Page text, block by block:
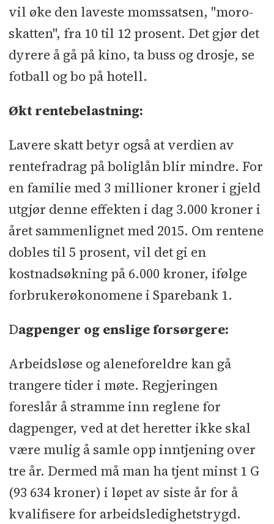
vil øke den laveste momssatsen, "moro-
skatten", fra 10 til 12 prosent. Det gjør det
dyrere å gå på kino, ta buss og drosje, se
fotball og bo på hotell.
Økt rentebelastning:
Lavere skatt betyr også at verdien av
rentefradrag på boliglån blir mindre. For
en familie med 3 millioner kroner i gjeld
utgjør denne effekten i dag 3.000 kroner i
året sammenlignet med 2015. Om rentene
dobles til 5 prosent, vil det gi en
kostnadsøkning på 6.000 kroner, ifølge
forbrukerøkonomene i Sparebank 1.
Dagpenger og enslige forsørgere:
Arbeidsløse og aleneforeldre kan gå
trangere tider i møte. Regjeringen
foreslår å stramme inn reglene for
dagpenger, ved at det heretter ikke skal
være mulig å samle opp inntjening over
tre år. Dermed må man ha tjent minst 1 G
(93 634 kroner) i løpet av siste år for å
kvalifisere for arbeidsledighetstrygd.